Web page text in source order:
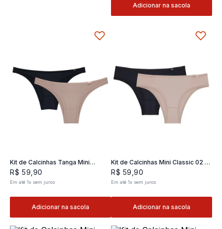
Adicionar na sacola
Kit de Calcinhas Tanga Mini
Classic 02- 2 und
R$ 59 90
Em até1x sem juros
Adicionar na sacola
Kit de Calcinhas Mini Classic 02 -
2 und
R$ 59 ,90
Em até 1x sem juros
Adicionar na sacola